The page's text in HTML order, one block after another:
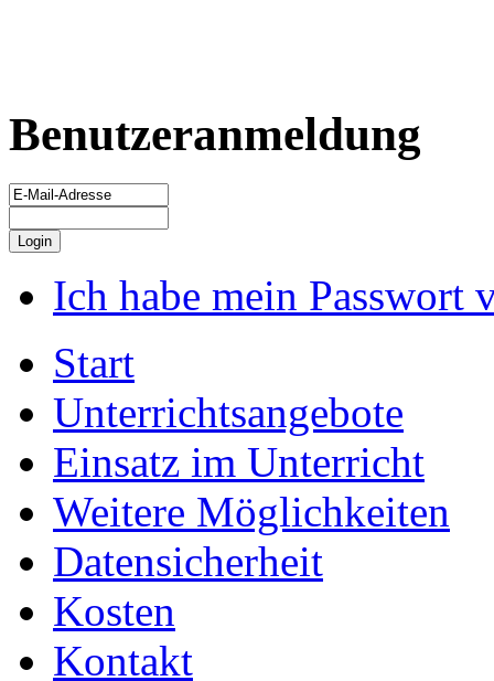
Benutzeranmeldung
Ich habe mein Passwort
Start
Unterrichtsangebote
Einsatz im Unterricht
Weitere Möglichkeiten
Datensicherheit
Kosten
Kontakt